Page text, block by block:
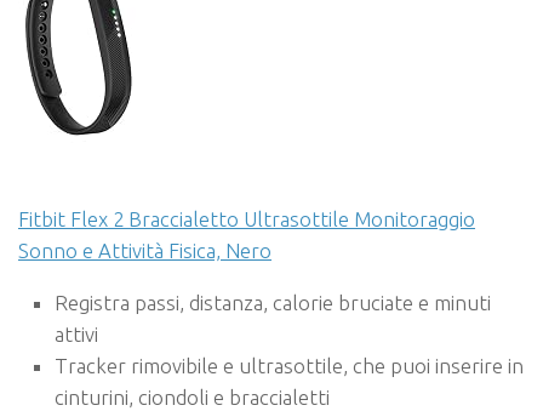
Fitbit Flex 2 Braccialetto Ultrasottile Monitoraggio
Sonno e Attività Fisica, Nero
Registra passi, distanza, calorie bruciate e minuti
attivi
Tracker rimovibile e ultrasottile, che puoi inserire in
cinturini, ciondoli e braccialetti